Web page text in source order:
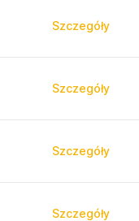
Szczegóły
Szczegóły
Szczegóły
Szczegóły